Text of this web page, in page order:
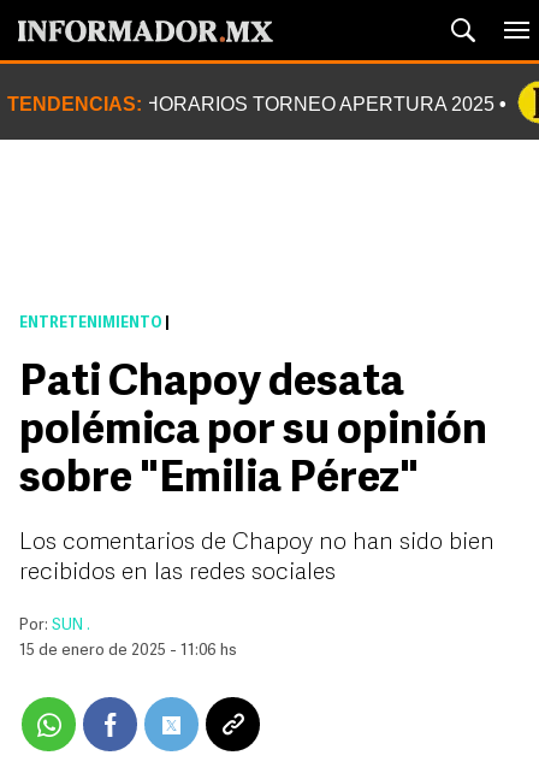
TENDENCIAS: HORARIOS TORNEO APERTURA 2025
ENTRETENIMIENTO
Pati Chapoy desata
polémica por su opinión
sobre "Emilia Pérez"
Los comentarios de Chapoy no han sido bien
recibidos en las redes sociales
Por: SUN .
15 de enero de 2025 - 11:06 hs